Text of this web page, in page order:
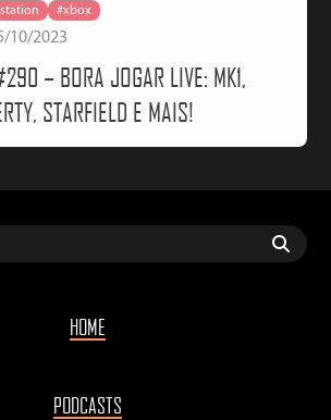
#xbox
10/2023
– BORA JOGAR LIVE: MK1,
STARFIELD E MAIS!
HOME
PODCASTS